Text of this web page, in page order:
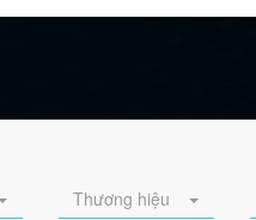
Thương hiệu